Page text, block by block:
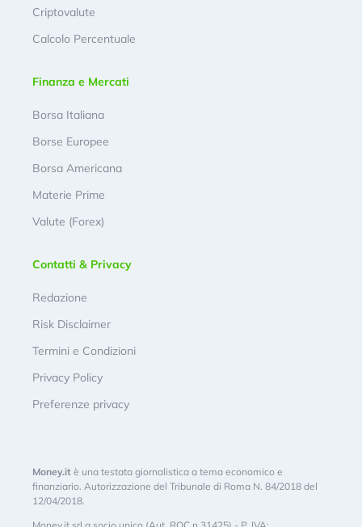
Criptovalute
Calcolo Percentuale
Finanza e Mercati
Borsa Italiana
Borse Europee
Borsa Americana
Materie Prime
Valute (Forex)
Contatti & Privacy
Redazione
Risk Disclaimer
Termini e Condizioni
Privacy Policy
Preferenze privacy
Money.it è una testata giornalistica a tema economico e
finanziario. Autorizzazione del Tribunale di Roma N. 84/2018 del
12/04/2018.